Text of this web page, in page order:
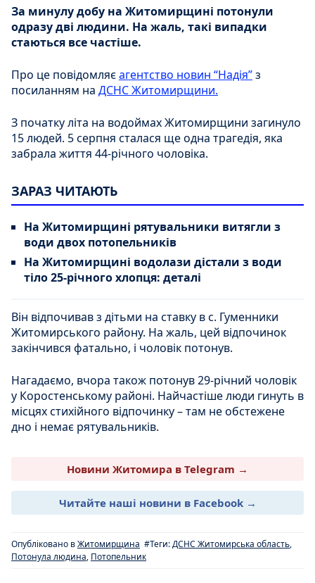
За минулу добу на Житомирщині потонули
одразу дві людини. На жаль, такі випадки
стаються все частіше.
Про це повідомляєагентство новин “Надія”з
посиланням на ДСНС Житомирщини.
З початку літа на водоймах Житомирщини загинуло
15 людей. 5 серпня сталася ще одна трагедія, яка
забрала життя 44-річного чоловіка.
ЗАРАЗ ЧИТАЮТЬ
На Житомирщині рятувальники витягли з
води двох потопельників
На Житомирщині водолази дістали з води
тіло 25-річного хлопця: деталі
Він відпочивав з дітьми на ставку в с. Гуменники
Житомирського району. На жаль, цей відпочинок
закінчився фатально, і чоловік потонув.
Нагадаємо, вчора також потонув 29-річний чоловік
у Коростенському районі. Найчастіше люди гинуть в
місцях стихійного відпочинку – там не обстежене
дно і немає рятувальників.
Новини Житомира в Telegram →
Читайте наші новини в Facebook →
Опубліковано вЖитомирщина #Теги:ДСНС Житомирська область,
Потонула людина, Потопельник